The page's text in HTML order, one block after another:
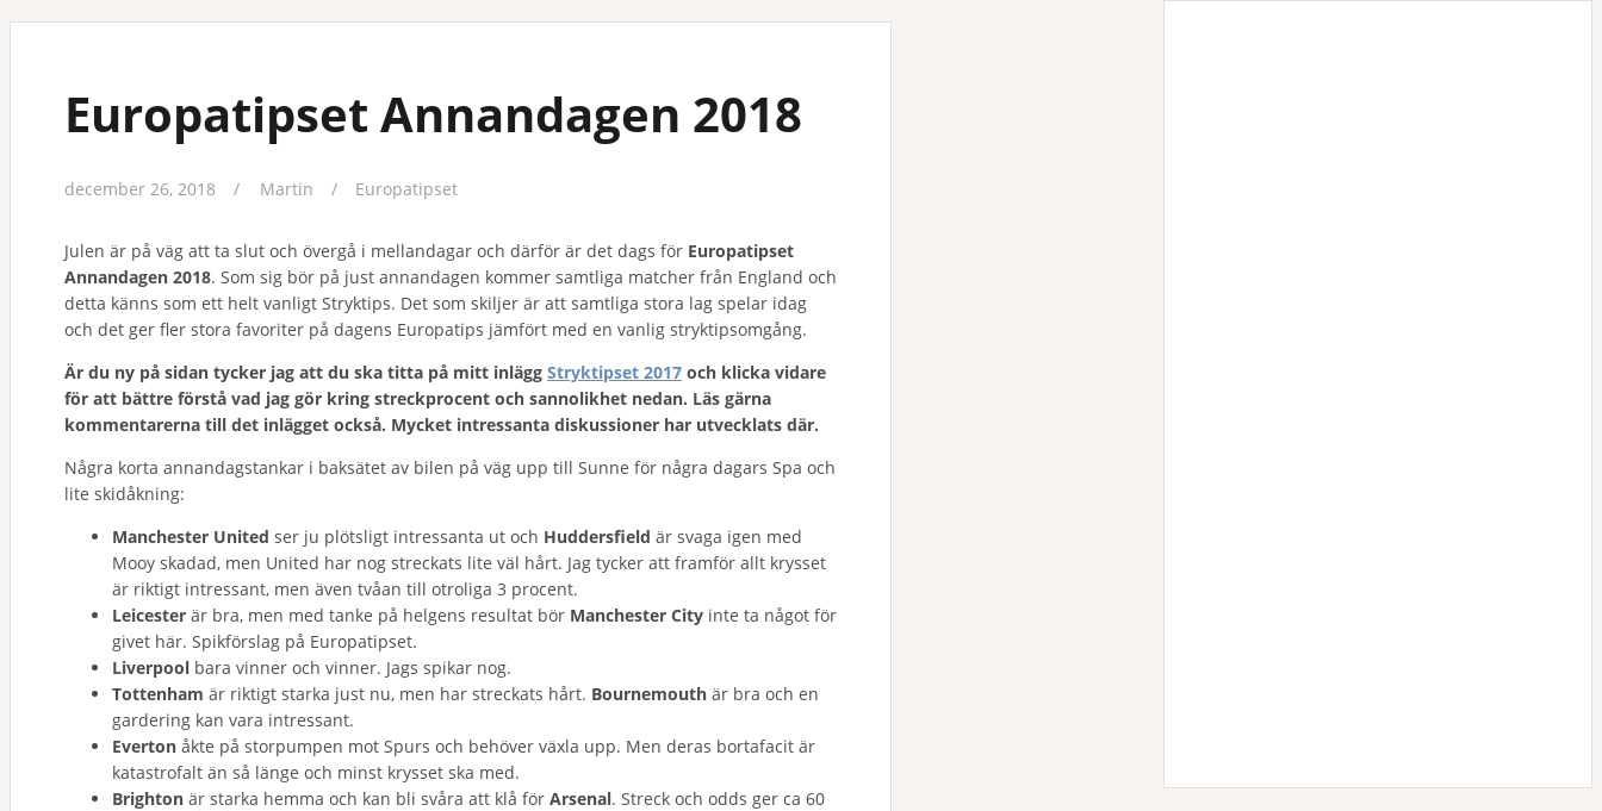
Europatipset Annandagen 2018
december 26, 2018 Martin Europatipset
Julen är på väg att ta slut och övergå i mellandagar och därför är det dags för Europatipset
Annandagen 2018. Som sig bör på just annandagen kommer samtliga matcher från England och
detta känns som ett helt vanligt Stryktips. Det som skiljer är att samtliga stora lag spelar idag
och det ger fler stora favoriter på dagens Europatips jämfört med en vanlig stryktipsomgång.
Är du ny på sidan tycker jag att du ska titta på mitt inlägg Stryktipset 2017 och klicka vidare
för att bättre förstå vad jag gör kring streckprocent och sannolikhet nedan. Läs gärna
kommentarerna till det inlägget också. Mycket intressanta diskussioner har utvecklats där.
Några korta annandagstankar i baksätet av bilen på väg upp till Sunne för några dagars Spa och
lite skidåkning:
Manchester United ser ju plötsligt intressanta ut och Huddersfield är svaga igen med
Mooy skadad, men United har nog streckats lite väl hårt. Jag tycker att framför allt krysset
är riktigt intressant, men även tvåan till otroliga 3 procent.
Leicester är bra, men med tanke på helgens resultat bör Manchester City inte ta något för
givet här. Spikförslag på Europatipset.
Liverpool bara vinner och vinner. Jags spikar nog.
Tottenham är riktigt starka just nu, men har streckats hårt. Bournemouth är bra och en
gardering kan vara intressant.
Everton åkte på storpumpen mot Spurs och behöver växla upp. Men deras bortafacit är
katastrofalt än så länge och minst krysset ska med.
Brighton är starka hemma och kan bli svåra att klå för Arsenal. Streck och odds ger ca 60